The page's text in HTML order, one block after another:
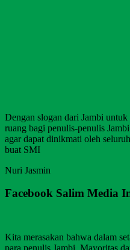
Dengan slogan dari Jambi
ruang bagi penulis-penulis
agar dapat dinikmati oleh
buat SMI
Nuri Jasmin
Facebook Salim Media
Kita merasakan bahwa dalam